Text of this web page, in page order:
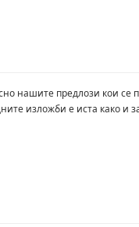
нашите предлози кои се
изложби е иста како